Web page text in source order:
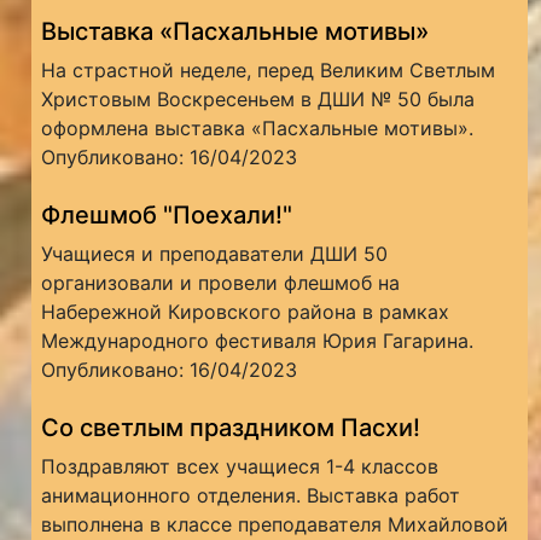
Выставка «Пасхальные мотивы»
На страстной неделе, перед Великим Светлым
Христовым Воскресеньем в ДШИ № 50 была
оформлена выставка «Пасхальные мотивы».
Опубликовано: 16/04/2023
Флешмоб "Поехали!"
Учащиеся и преподаватели ДШИ 50
организовали и провели флешмоб на
Набережной Кировского района в рамках
Международного фестиваля Юрия Гагарина.
Опубликовано: 16/04/2023
Со светлым праздником Пасхи!
Поздравляют всех учащиеся 1-4 классов
анимационного отделения. Выставка работ
выполнена в классе преподавателя Михайловой